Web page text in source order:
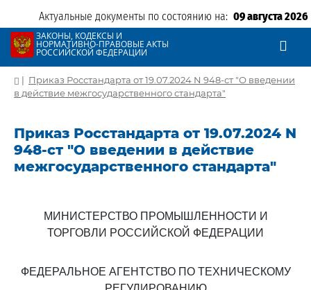
Актуальные документы по состоянию на: 09 августа 2026
ЗАКОНЫ, КОДЕКСЫ И
НОРМАТИВНО-ПРАВОВЫЕ АКТЫ
РОССИЙСКОЙ ФЕДЕРАЦИИ
| Приказ Росстандарта от 19.07.2024 N 948-ст "О введении
в действие межгосударственного стандарта"
Приказ Росстандарта от 19.07.2024 N
948-ст "О введении в действие
межгосударственного стандарта"
МИНИСТЕРСТВО ПРОМЫШЛЕННОСТИ И
ТОРГОВЛИ РОССИЙСКОЙ ФЕДЕРАЦИИ
ФЕДЕРАЛЬНОЕ АГЕНТСТВО ПО ТЕХНИЧЕСКОМУ